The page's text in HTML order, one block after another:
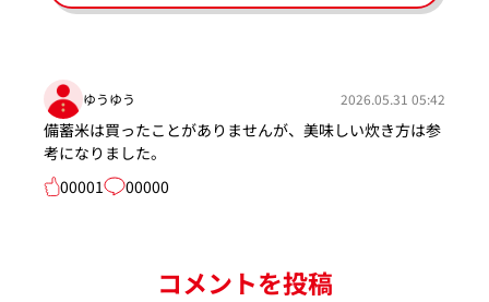
ゆうゆう 2026.05.31 05:42
備蓄米は買ったことがありませんが、美味しい炊き方は参
考になりました。
00001
00000
コメントを投稿